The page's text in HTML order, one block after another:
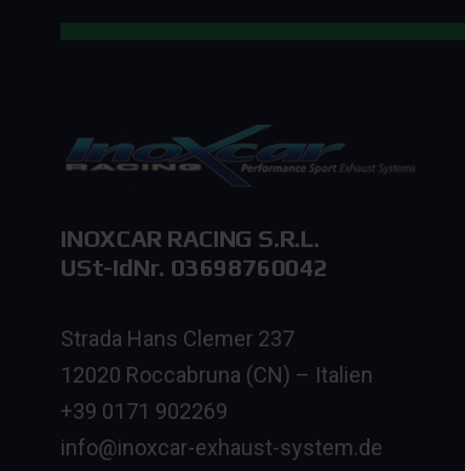
INOXCAR RACING S.R.L.
USt-IdNr. 03698760042
Strada Hans Clemer 237
12020 Roccabruna (CN) – Italien
+39 0171 902269
info@inoxcar-exhaust-system.de